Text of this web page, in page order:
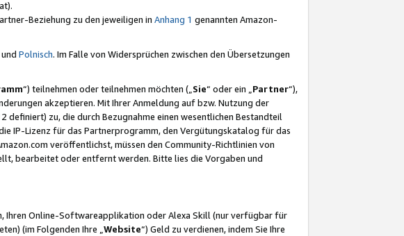
Beziehung zu den jeweiligen in Anhang 1 genannten Amazon-
und Polnisch. Im Falle von Widersprüchen zwischen den Übersetzungen
“) teilnehmen oder teilnehmen möchten („Sie“ oder ein „Partner“),
akzeptieren. Mit Ihrer Anmeldung auf bzw. Nutzung der
definiert) zu, die durch Bezugnahme einen wesentlichen Bestandteil
IP-Lizenz für das Partnerprogramm, den Vergütungskatalog für das
veröffentlichst, müssen den Community-Richtlinien von
bearbeitet oder entfernt werden. Bitte lies die Vorgaben und
Ihren Online-Softwareapplikation oder Alexa Skill (nur verfügbar für
(im Folgenden Ihre „ Website“) Geld zu verdienen, indem Sie Ihre